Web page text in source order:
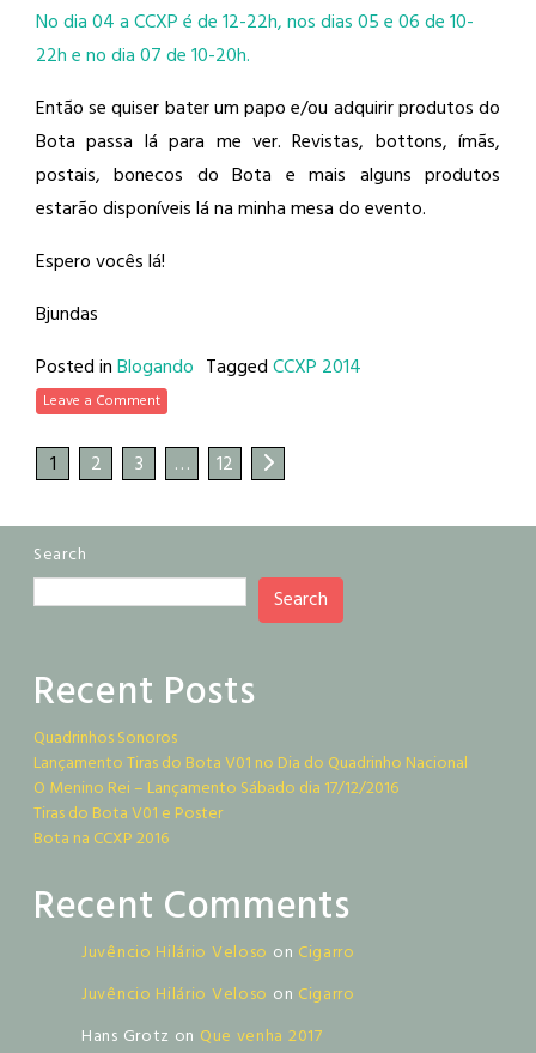
No dia 04 a CCXP é de 12-22h, nos dias 05 e 06 de 10-
22h e no dia 07 de 10-20h.
Então se quiser bater um papo e/ou adquirir produtos do
Bota passa lá para me ver. Revistas, bottons, ímãs,
postais, bonecos do Bota e mais alguns produtos
estarão disponíveis lá na minha mesa do evento.
Espero vocês lá!
Bjundas
Posted inBlogando TaggedCCXP 2014
Leave a Comment
1 2 3 … 12
Search
Search
Recent Posts
Quadrinhos Sonoros
Lançamento Tiras do Bota V01 no Dia do Quadrinho Nacional
O Menino Rei – Lançamento Sábado dia 17/12/2016
Tiras do Bota V01 e Poster
Bota na CCXP 2016
Recent Comments
Juvêncio Hilário Veloso on Cigarro
Juvêncio Hilário Veloso on Cigarro
Hans Grotz on Que venha 2017